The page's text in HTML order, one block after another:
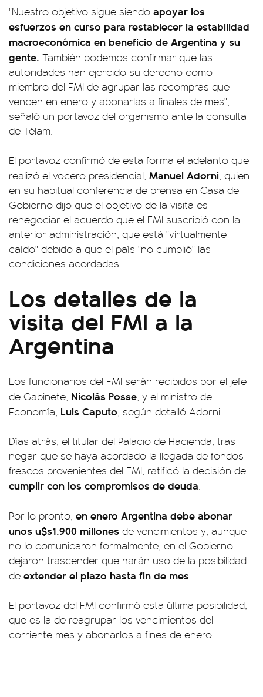
"Nuestro objetivo sigue siendo apoyar los
esfuerzos en curso para restablecer la estabilidad
macroeconómica en beneficio de Argentina y su
gente. También podemos confirmar que las
autoridades han ejercido su derecho como
miembro del FMI de agrupar las recompras que
vencen en enero y abonarlas a finales de mes",
señaló un portavoz del organismo ante la consulta
de Télam.
El portavoz confirmó de esta forma el adelanto que
realizó el vocero presidencial, Manuel Adorni, quien
en su habitual conferencia de prensa en Casa de
Gobierno dijo que el objetivo de la visita es
renegociar el acuerdo que el FMI suscribió con la
anterior administración, que está "virtualmente
caído" debido a que el país "no cumplió" las
condiciones acordadas.
Los detalles de la
visita del FMI a la
Argentina
Los funcionarios del FMI serán recibidos por el jefe
de Gabinete, Nicolás Posse, y el ministro de
Economía, Luis Caputo, según detalló Adorni.
Días atrás, el titular del Palacio de Hacienda, tras
negar que se haya acordado la llegada de fondos
frescos provenientes del FMI, ratificó la decisión de
cumplir con los compromisos de deuda.
Por lo pronto, en enero Argentina debe abonar
unos u$s1.900 millones de vencimientos y, aunque
no lo comunicaron formalmente, en el Gobierno
dejaron trascender que harán uso de la posibilidad
de extender el plazo hasta fin de mes.
El portavoz del FMI confirmó esta última posibilidad,
que es la de reagrupar los vencimientos del
corriente mes y abonarlos a fines de enero.